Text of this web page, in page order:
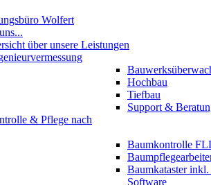
Wolfert
über unsere Leistungen
Hochbau
Tiefbau
Support &
& Pflege nach
Baumkontrolle
Baumkataster
Software